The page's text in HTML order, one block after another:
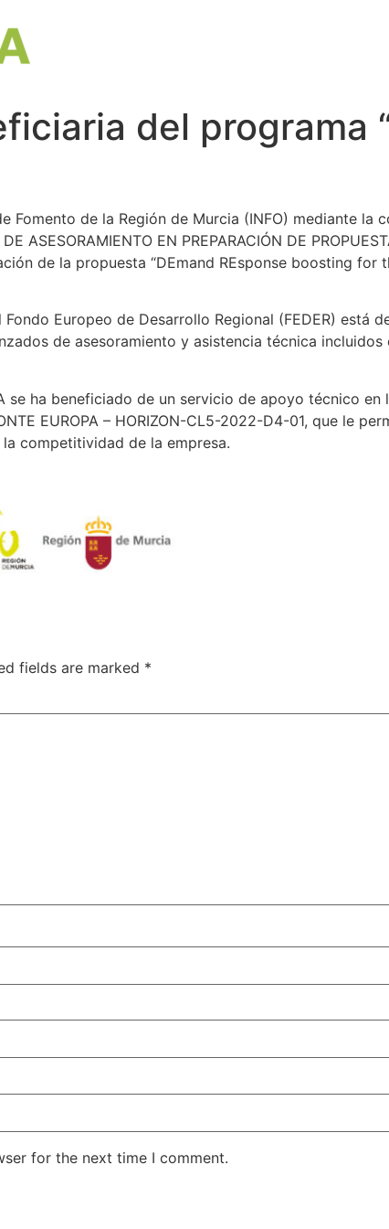
del programa
Fomento de la Región de Murcia (INFO) mediante la
ASESORAMIENTO EN PREPARACIÓN DE
de la propuesta “DEmand REsponse boosting
Europeo de Desarrollo Regional (FEDER) está
de asesoramiento y asistencia técnica
se ha beneficiado de un servicio de apoyo técnico
EUROPA – HORIZON-CL5-2022-D4-01, que le
competitividad de la empresa.
fields are marked *
for the next time I comment.